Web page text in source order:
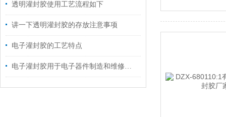
透明灌封胶使用工艺流程如下
讲一下透明灌封胶的存放注意事项
电子灌封胶的工艺特点
电子灌封胶用于电子器件制造和维修的材料